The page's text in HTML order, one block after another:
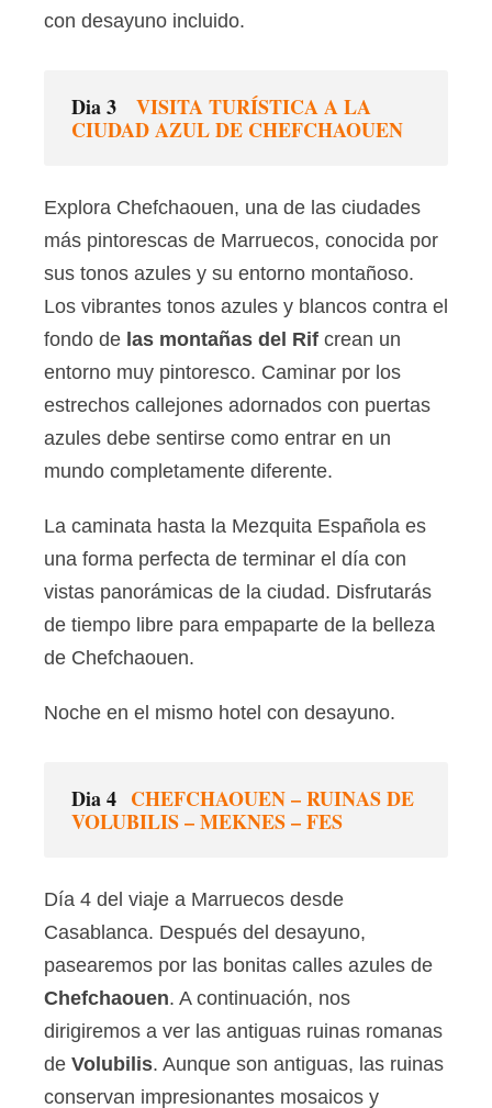
con desayuno incluido.
Dia 3
VISITA TURÍSTICA A LA
CIUDAD AZUL DE CHEFCHAOUEN
Explora Chefchaouen, una de las ciudades
más pintorescas de Marruecos, conocida por
sus tonos azules y su entorno montañoso.
Los vibrantes tonos azules y blancos contra el
fondo de las montañas del Rif crean un
entorno muy pintoresco. Caminar por los
estrechos callejones adornados con puertas
azules debe sentirse como entrar en un
mundo completamente diferente.
La caminata hasta la Mezquita Española es
una forma perfecta de terminar el día con
vistas panorámicas de la ciudad. Disfrutarás
de tiempo libre para empaparte de la belleza
de Chefchaouen.
Noche en el mismo hotel con desayuno.
Dia 4 CHEFCHAOUEN – RUINAS DE
VOLUBILIS – MEKNES – FES
Día 4 del viaje a Marruecos desde
Casablanca. Después del desayuno,
pasearemos por las bonitas calles azules de
Chefchaouen. A continuación, nos
dirigiremos a ver las antiguas ruinas romanas
de Volubilis. Aunque son antiguas, las ruinas
conservan impresionantes mosaicos y